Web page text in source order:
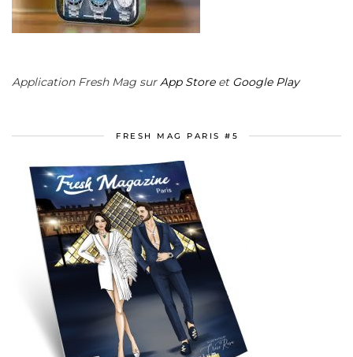
Application Fresh Mag surApp Storeet Google Play
FRESH MAG PARIS #5